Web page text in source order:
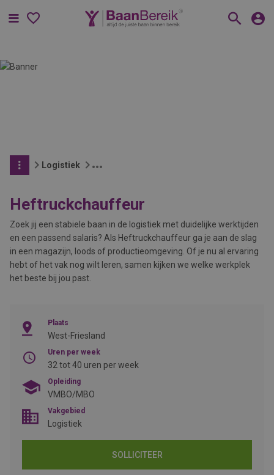
Menu
Logistiek
Heftruckchauffeur
Zoek jij een stabiele baan in de logistiek met duidelijke werktijden
en een passend salaris? Als Heftruckchauffeur ga je aan de slag
in een magazijn, loods of productieomgeving. Of je nu al ervaring
hebt of het vak nog wilt leren, samen kijken we welke werkplek
het beste bij jou past.
Plaats
West-Friesland
Uren per week
32 tot 40 uren per week
Opleiding
VMBO/MBO
Vakgebied
Logistiek
SOLLICITEER